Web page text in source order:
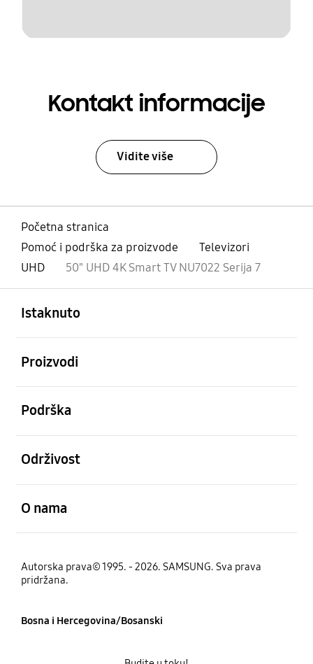
Kontakt informacije
Vidite više
Početna stranica
Pomoć i podrška za proizvode
Televizori
UHD
50" UHD 4K Smart TV NU7022 Serija 7
Istaknuto
Proizvodi
Podrška
Održivost
O nama
Autorska prava© 1995. - 2026. SAMSUNG. Sva prava
pridržana.
Bosna i Hercegovina/Bosanski